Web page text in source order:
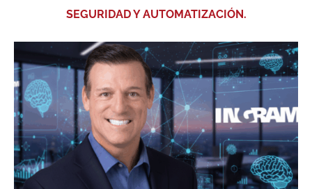
SEGURIDAD Y AUTOMATIZACIÓN.